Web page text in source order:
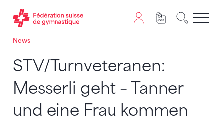
Passer au contenu
Naviguer vers le plan du siten
JavaScript est nécessaire pour naviguer sur ce site.
News
STV/Turnveteranen:
Messerli geht – Tanner
und eine Frau kommen